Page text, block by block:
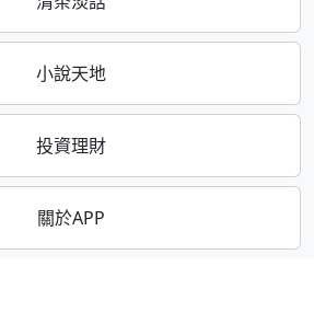
小說天地
投資理財
關於APP